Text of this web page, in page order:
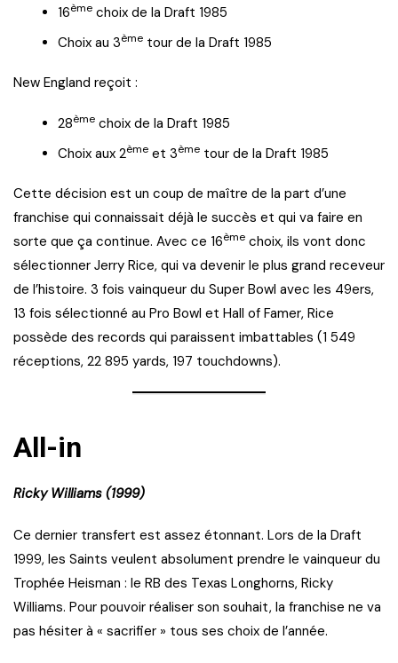
16ème choix de la Draft 1985
Choix au 3ème tour de la Draft 1985
New England reçoit :
28ème choix de la Draft 1985
Choix aux 2ème et 3ème tour de la Draft 1985
Cette décision est un coup de maître de la part d’une
franchise qui connaissait déjà le succès et qui va faire en
sorte que ça continue. Avec ce 16ème choix, ils vont donc
sélectionner Jerry Rice, qui va devenir le plus grand receveur
de l’histoire. 3 fois vainqueur du Super Bowl avec les 49ers,
13 fois sélectionné au Pro Bowl et Hall of Famer, Rice
possède des records qui paraissent imbattables (1 549
réceptions, 22 895 yards, 197 touchdowns).
All-in
Ricky Williams (1999)
Ce dernier transfert est assez étonnant. Lors de la Draft
1999, les Saints veulent absolument prendre le vainqueur du
Trophée Heisman : le RB des Texas Longhorns, Ricky
Williams. Pour pouvoir réaliser son souhait, la franchise ne va
pas hésiter à « sacrifier » tous ses choix de l’année.